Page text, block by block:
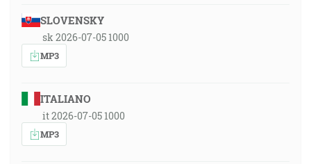
SLOVENSKY
sk 2026-07-05 1000
MP3
ITALIANO
it 2026-07-05 1000
MP3